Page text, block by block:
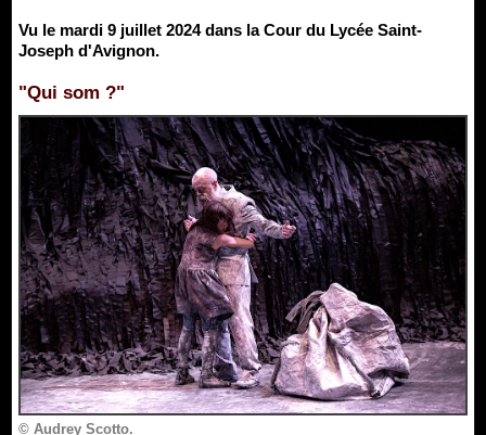
Vu le mardi 9 juillet 2024 dans la Cour du Lycée Saint-
Joseph d'Avignon.
"Qui som ?"
© Audrey Scotto.